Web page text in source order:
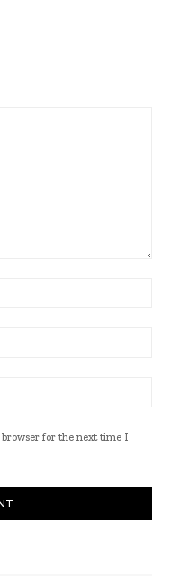
browser for the next time I